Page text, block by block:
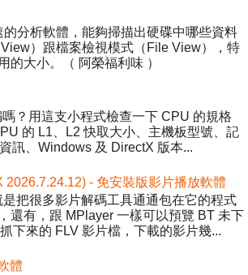
分析軟體，能夠掃描出硬碟中哪些資料
）跟檔案檢視模式（File View），特
的大小。（ 阿榮福利味 ）
？用這支小程式檢查一下 CPU 的規格
的 L1、L2 快取大小、主機板型號、記
訊、Windows 及 DirectX 版本...
- 免安裝版影片播放軟體
把很多影片解碼工具通通包在它的程式
還有，跟 MPlayer 一樣可以預覽 BT 未下
下來的 FLV 影片檔，下載的影片幾...
體